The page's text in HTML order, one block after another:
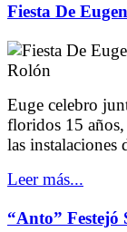
Fiesta De
Euge celebro
floridos 15 años,
las instalaciones
Leer más...
“Anto” Festejó